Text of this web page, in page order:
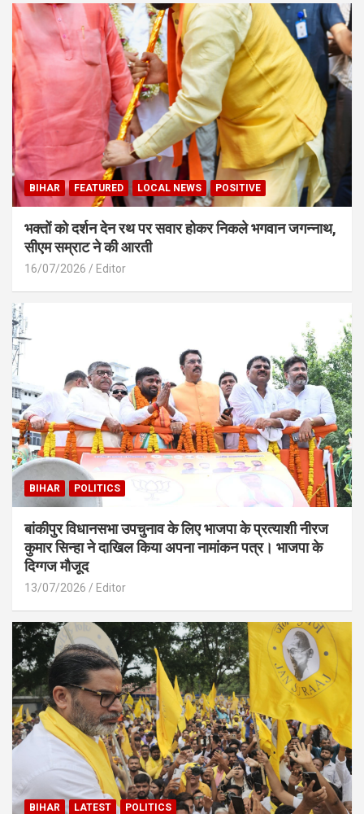
BIHAR FEATURED LOCAL NEWS POSITIVE
भक्तों को दर्शन देन रथ पर सवार होकर निकले भगवान जगन्नाथ,
सीएम सम्राट ने की आरती
16/07/2026 Editor
BIHAR POLITICS
बांकीपुर विधानसभा उपचुनाव के लिए भाजपा के प्रत्याशी नीरज
कुमार सिन्हा ने दाखिल किया अपना नामांकन पत्र। भाजपा के
दिग्गज मौजूद
13/07/2026 Editor
BIHAR LATEST POLITICS